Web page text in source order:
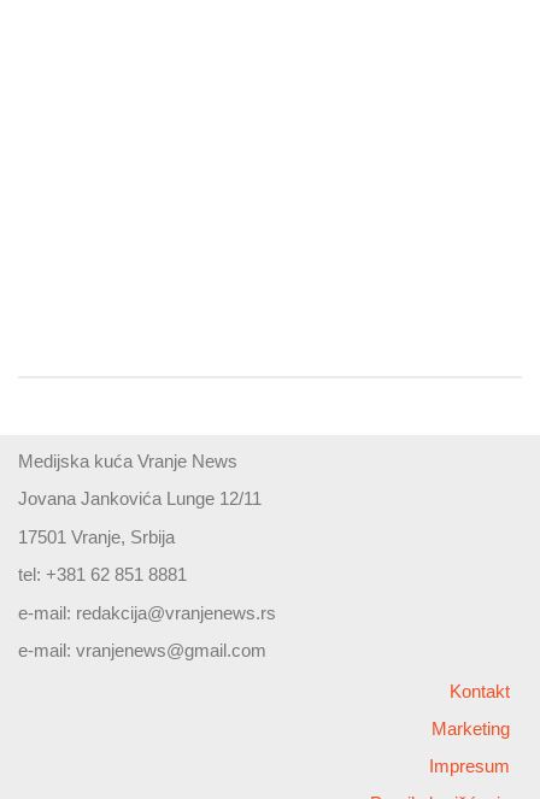
Medijska kuća Vranje News
Jovana Jankovića Lunge 12/11
17501 Vranje, Srbija
tel: +381 62 851 8881
e-mail: redakcija@vranjenews.rs
e-mail: vranjenews@gmail.com
Kontakt
Marketing
Impresum